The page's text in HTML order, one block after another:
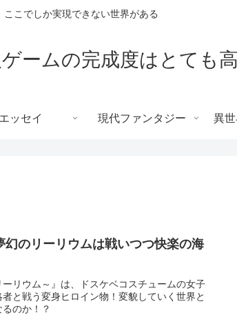
ここでしか実現できない世界がある
ームの完成度はとても
エッセイ 現代ファンタジー 異
幻のリーリウムは戦いつつ快楽の海
ーリウム～』は、ドスケベコスチュームの女子
と戦う変身ヒロイン物！変貌していく世界と
のか！？